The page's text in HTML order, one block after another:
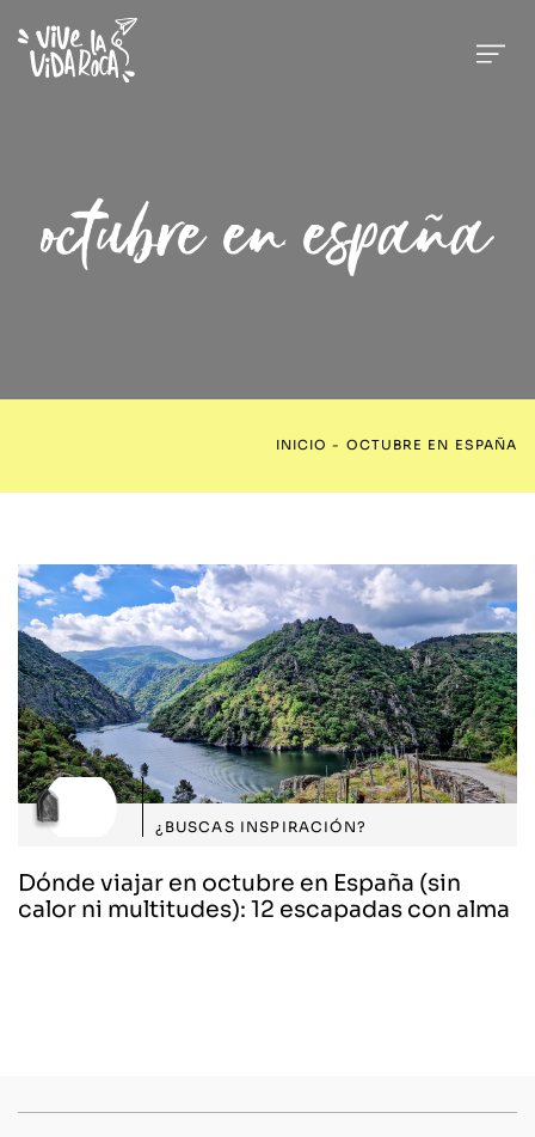
octubre en españa
INICIO - OCTUBRE EN ESPAÑA
¿BUSCAS INSPIRACIÓN?
Dónde viajar en octubre en España (sin
calor ni multitudes): 12 escapadas con alma